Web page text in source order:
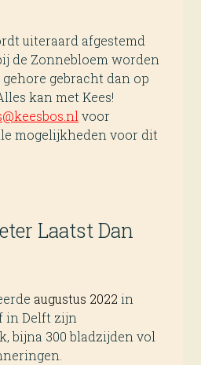
uiteraard afgestemd
de Zonnebloem worden
gebracht dan op
kan met Kees!
voor
mogelijkheden voor dit
Laatst Dan
augustus 2022 in
in Delft zijn
bijna 300 bladzijden vol